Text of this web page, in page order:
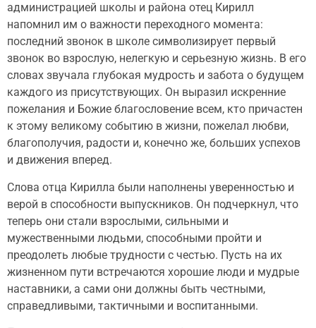
администрацией школы и района отец Кирилл
напомнил им о важности переходного момента:
последний звонок в школе символизирует первый
звонок во взрослую, нелегкую и серьезную жизнь. В его
словах звучала глубокая мудрость и забота о будущем
каждого из присутствующих. Он выразил искренние
пожелания и Божие благословение всем, кто причастен
к этому великому событию в жизни, пожелал любви,
благополучия, радости и, конечно же, больших успехов
и движения вперед.
Слова отца Кирилла были наполнены уверенностью и
верой в способности выпускников. Он подчеркнул, что
теперь они стали взрослыми, сильными и
мужественными людьми, способными пройти и
преодолеть любые трудности с честью. Пусть на их
жизненном пути встречаются хорошие люди и мудрые
наставники, а сами они должны быть честными,
справедливыми, тактичными и воспитанными.